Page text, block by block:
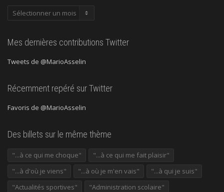
Publications
Mes dernières contributions Twitter
Tweets de @MarioAsselin
Récemment repéré sur Twitter
Favoris de @MarioAsselin
Des billets sur le même thème
"...à ce qui me choque"
"...à ce qui me fait plaisir"
"...à d'où je viens"
"...à où je m'en vais"
"...à qui je suis"
"Actualités sportives"
"Administration scolaire"